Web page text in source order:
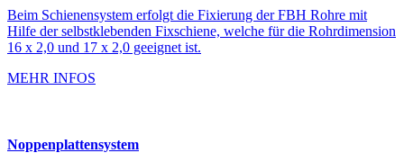
Beim Schienensystem erfolgt die Fixierung der FBH Rohre mit
Hilfe der selbstklebenden Fixschiene, welche für die Rohrdimension
16 x 2,0 und 17 x 2,0 geeignet ist.
MEHR INFOS
Noppenplattensystem